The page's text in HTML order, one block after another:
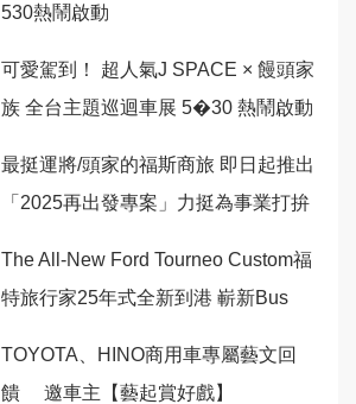
530熱鬧啟動
可愛駕到！ 超人氣J SPACE × 饅頭家
族 全台主題巡迴車展 5�30 熱鬧啟動
最挺運將/頭家的福斯商旅 即日起推出
「2025再出發專案」力挺為事業打拚
The All-New Ford Tourneo Custom福
特旅行家25年式全新到港 嶄新Bus
TOYOTA、HINO商用車專屬藝文回
饋 邀車主【藝起賞好戲】